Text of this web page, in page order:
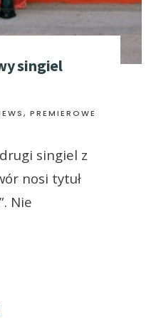
singiel
, PREMIEROWE
singiel z
nosi tytuł
Nie